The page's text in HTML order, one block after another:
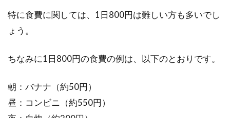
特に食費に関しては、1日800円は難しい方も多いでし
ょう。
ちなみに1日800円の食費の例は、以下のとおりです。
朝：バナナ（約50円）
昼：コンビニ（約550円）